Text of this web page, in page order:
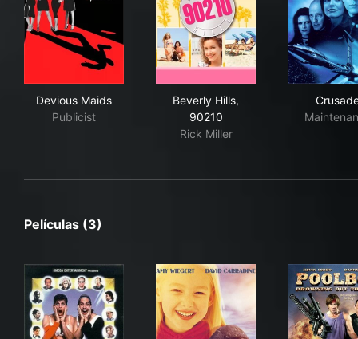
Devious Maids
Publicist
Beverly Hills,
90210
Rick Miller
Películas (3)